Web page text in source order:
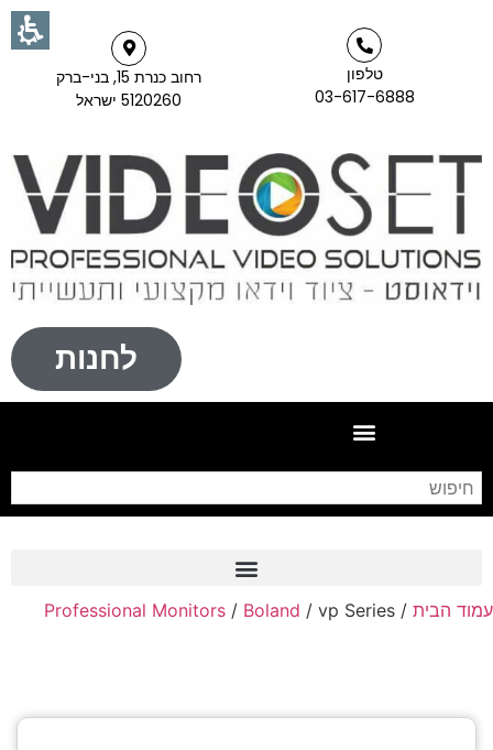
טלפון
03-617-6888
רחוב כנרת 15, בני-ברק
5120260 ישראל
לחנות
Frame Grabber
עמוד הבית /
Professional Monitors / Boland / vp Series